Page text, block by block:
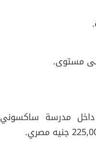
مستوى.
داخل مدرسة ساكسوني